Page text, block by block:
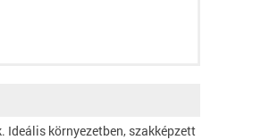
Ideális környezetben, szakképzett